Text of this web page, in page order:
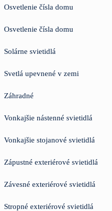
Osvetlenie čísla domu
Osvetlenie čísla domu
Solárne svietidlá
Svetlá upevnené v zemi
Záhradné
Vonkajšie nástenné svietidlá
Vonkajšie stojanové svietidlá
Zápustné exteriérové svietidlá
Závesné exteriérové svietidlá
Stropné exteriérové svietidlá